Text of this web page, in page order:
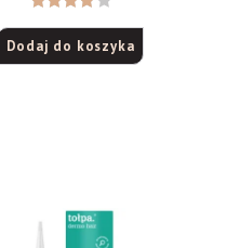
4.00na
Dodaj do koszyka